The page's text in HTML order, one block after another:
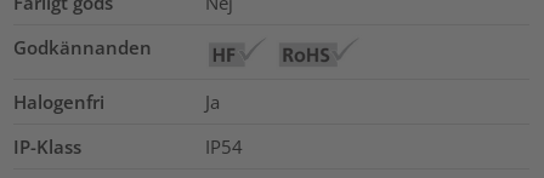
Godkännanden
Halogenfri
Ja
IP-Klass
IP54